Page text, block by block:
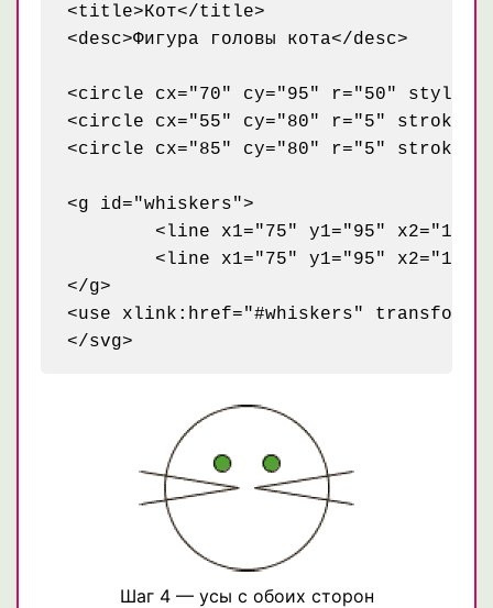
<title>Кот</title>
<desc>Фигура головы кота</desc>
<circle cx="70" cy="95" r="50"
<circle cx="55" cy="80" r="5"
<circle cx="85" cy="80" r="5"
<g id="whiskers">
</g>
<use xlink:href="#whiskers"
Шаг 4 — усы с обоих сторон